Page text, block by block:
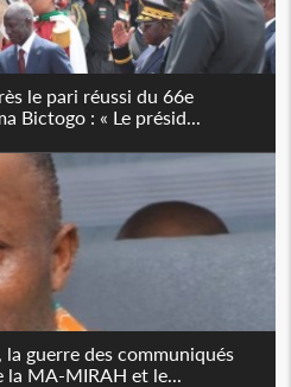
le pari réussi du 66e
Bictogo : « Le présid...
guerre des communiqués
la MA-MIRAH et le...